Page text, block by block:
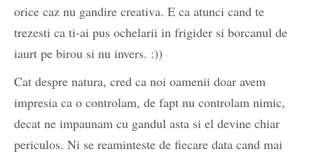
orice caz nu gandire creativa. E ca atunci cand te
trezesti ca ti-ai pus ochelarii in frigider si borcanul de
iaurt pe birou si nu invers. :))
Cat despre natura, cred ca noi oamenii doar avem
impresia ca o controlam, de fapt nu controlam nimic,
decat ne impaunam cu gandul asta si el devine chiar
periculos. Ni se reaminteste de fiecare data cand mai